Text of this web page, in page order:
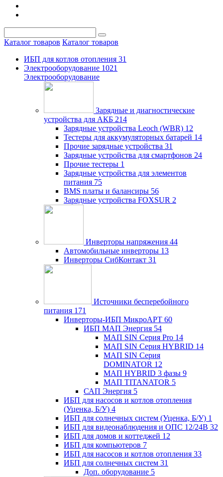
Каталог товаров Каталог товаров
ИБП для котлов отопления 31
Электрооборудование 1021
Электрооборудование
Зарядные и диагностические
устройства для АКБ 214
Зарядные устройства Leoch (WBR) 12
Тестеры для аккумуляторных батарей 14
Прочие зарядные устройства 31
Зарядные устройства для смартфонов 24
Прочие тестеры 1
Зарядные устройства для элементов
питания 75
BMS платы и балансиры 56
Зарядные устройства FOXSUR 2
Инверторы напряжения 44
Автомобильные инверторы 13
Инверторы СибКонтакт 31
Источники бесперебойного
питания 171
Инверторы-ИБП МикроАРТ 60
ИБП МАП Энергия 54
МАП SIN Серия Pro 14
МАП SIN Серия HYBRID 14
МАП SIN Серия
DOMINATOR 12
МАП HYBRID 3 фазы 9
МАП TITANATOR 5
САП Энергия 5
ИБП для насосов и котлов отопления
(Уценка, Б/У) 4
ИБП для солнечных систем (Уценка, Б/У) 1
ИБП для видеонаблюдения и ОПС 12/24В 32
ИБП для домов и коттеджей 12
ИБП для компьютеров 7
ИБП для насосов и котлов отопления 33
ИБП для солнечных систем 31
Доп. оборудование 5